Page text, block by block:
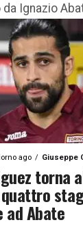
Ignazio
ex Inter e
ago Giuseppe
torna
ad Abate